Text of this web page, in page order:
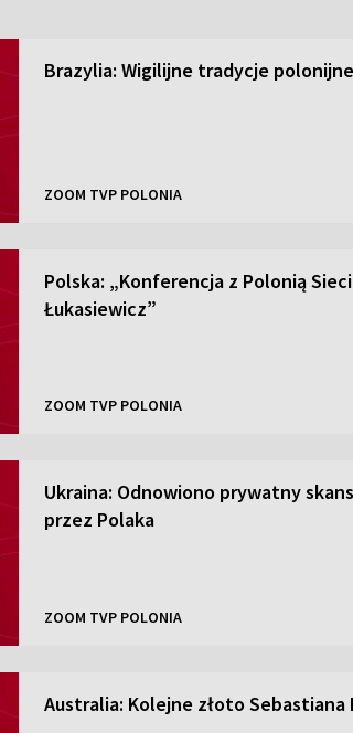
Brazylia: Wigilijne tradycje polonijne
ZOOM TVP POLONIA
Polska: „Konferencja z Polonią
Łukasiewicz”
ZOOM TVP POLONIA
Ukraina: Odnowiono prywatny
przez Polaka
ZOOM TVP POLONIA
Australia: Kolejne złoto Sebastiana